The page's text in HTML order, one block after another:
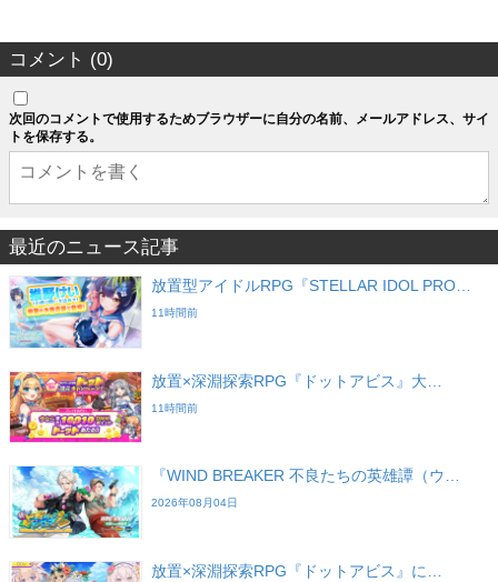
コメント (0)
次回のコメントで使用するためブラウザーに自分の名前、メールアドレス、サイ
トを保存する。
最近のニュース記事
放置型アイドルRPG『STELLAR IDOL PRO…
11時間前
放置×深淵探索RPG『ドットアビス』大…
11時間前
『WIND BREAKER 不良たちの英雄譚（ウ…
2026年08月04日
放置×深淵探索RPG『ドットアビス』に…